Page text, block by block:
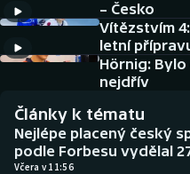
DALŠÍ SPORTY
Americký fotbal
Baseball a softbal
Basketbal
NEPŘEHLÉDNĚTE
Soutěže
Historické návraty
– Česko
Vítězstvím
letní
Hörnig:
nejdřív
Články k tématu
Nejlépe placený český
podle Forbesu vydělal
Včera v 11:56